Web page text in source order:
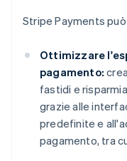
Stripe Payments
Ottimizzare
pagamento:
fastidi e
grazie alle
predefinite e
pagamento, tra